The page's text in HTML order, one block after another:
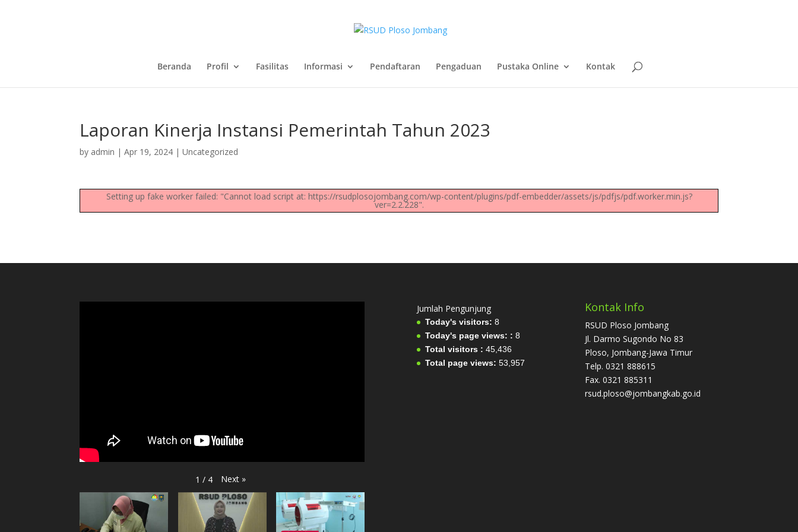
Beranda Profil Fasilitas Informasi Pendaftaran Pengaduan Pustaka Online Kontak
Laporan Kinerja Instansi Pemerintah Tahun 2023
by admin |Apr 19, 2024 |Uncategorized
Setting up fake worker failed: "Cannot load script at: https://rsudplosojombang.com/wp-content/plugins/pdf-embedder/assets/js/pdfjs/pdf.worker.min.js?
ver=2.2.228".
1 / 4 Next »
Jumlah Pengunjung
Today's visitors: 8
Today's page views: : 8
Total visitors : 45,436
Total page views: 53,957
Kontak Info
RSUD Ploso Jombang
Jl. Darmo Sugondo No 83
Ploso, Jombang-Jawa Timur
Telp. 0321 888615
Fax. 0321 885311
rsud.ploso@jombangkab.go.id